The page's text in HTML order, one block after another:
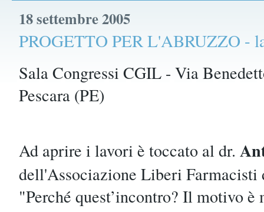
18 settembre 2005
PROGETTO PER L'ABRUZZO -
Sala Congressi CGIL - Via
Pescara (PE)
Ad aprire i lavori è toccato al dr.
dell'Associazione Liberi Farmacisti
"Perché quest’incontro? Il motivo